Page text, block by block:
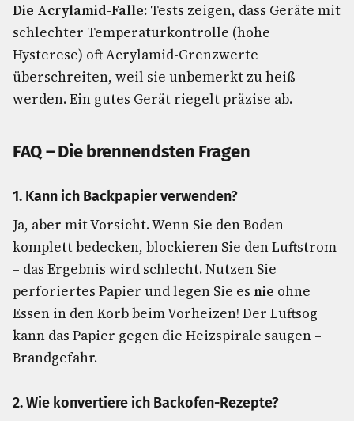
Die Acrylamid-Falle: Tests zeigen, dass Geräte mit
schlechter Temperaturkontrolle (hohe
Hysterese) oft Acrylamid-Grenzwerte
überschreiten, weil sie unbemerkt zu heiß
werden. Ein gutes Gerät riegelt präzise ab.
FAQ – Die brennendsten Fragen
1. Kann ich Backpapier verwenden?
Ja, aber mit Vorsicht. Wenn Sie den Boden
komplett bedecken, blockieren Sie den Luftstrom
– das Ergebnis wird schlecht. Nutzen Sie
perforiertes Papier und legen Sie es nie ohne
Essen in den Korb beim Vorheizen! Der Luftsog
kann das Papier gegen die Heizspirale saugen –
Brandgefahr.
2. Wie konvertiere ich Backofen-Rezepte?